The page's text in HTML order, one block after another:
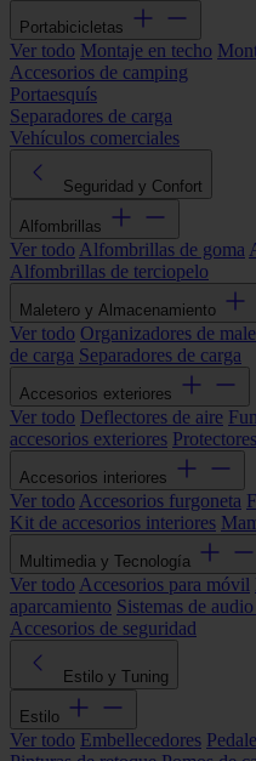
Portabicicletas
Ver todo Montaje en techo
Accesorios de camping
Portaesquís
Separadores de carga
Vehículos comerciales
Seguridad y Confort
Alfombrillas
Ver todo Alfombrillas de goma
Alfombrillas de terciopelo
Maletero y Almacenamiento
Ver todo Organizadores de
de carga Separadores de carga
Accesorios exteriores
Ver todo Deflectores de aire
accesorios exteriores
Accesorios interiores
Ver todo Accesorios furgoneta
Kit de accesorios interiores
Multimedia y Tecnología
Ver todo Accesorios para móvil
aparcamiento Sistemas de
Accesorios de seguridad
Estilo y Tuning
Estilo
Ver todo Embellecedores